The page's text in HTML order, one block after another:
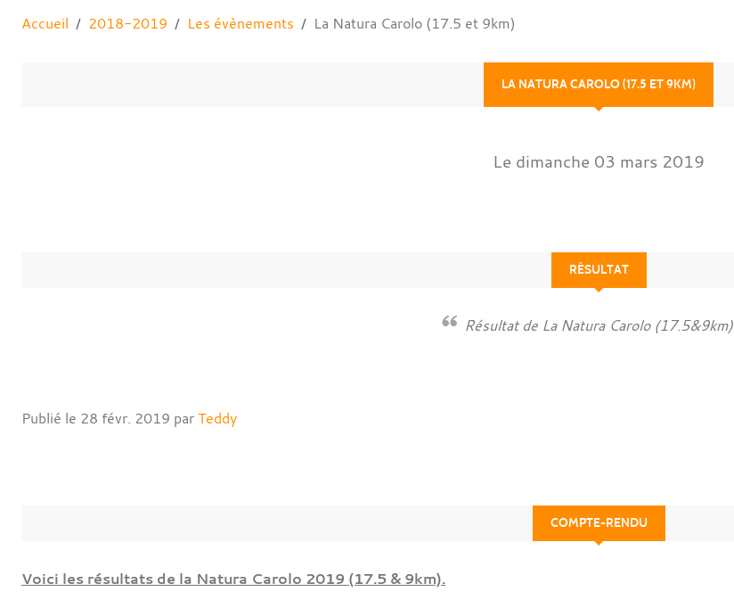
Accueil 2018-2019 Les évènements La Natura Carolo (17.5 et 9km)
LA NATURA CAROLO (17.5 ET 9KM)
Le dimanche 03 mars 2019
RÉSULTAT
Résultat de La Natura Carolo (17.5&9km)
Publié le 28 févr. 2019 parTeddy
COMPTE-RENDU
Voici les résultats de la Natura Carolo 2019 (17.5 & 9km).